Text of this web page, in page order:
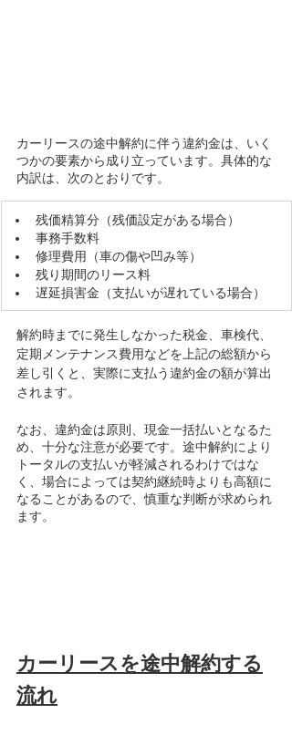
カーリースの途中解約に伴う違約金は、いく
つかの要素から成り立っています。具体的な
内訳は、次のとおりです。
​残価精算分（残価設定がある場合）
事務手数料
修理費用（車の傷や凹み等）
残り期間のリース料
遅延損害金（支払いが遅れている場合）
解約時までに発生しなかった税金、車検代、
定期メンテナンス費用などを上記の総額から
差し引くと、実際に支払う違約金の額が算出
されます。
なお、違約金は原則、現金一括払いとなるた
め、十分な注意が必要です。途中解約により
トータルの支払いが軽減されるわけではな
く、場合によっては契約継続時よりも高額に
なることがあるので、慎重な判断が求められ
ます。
カーリースを途中解約する
流れ